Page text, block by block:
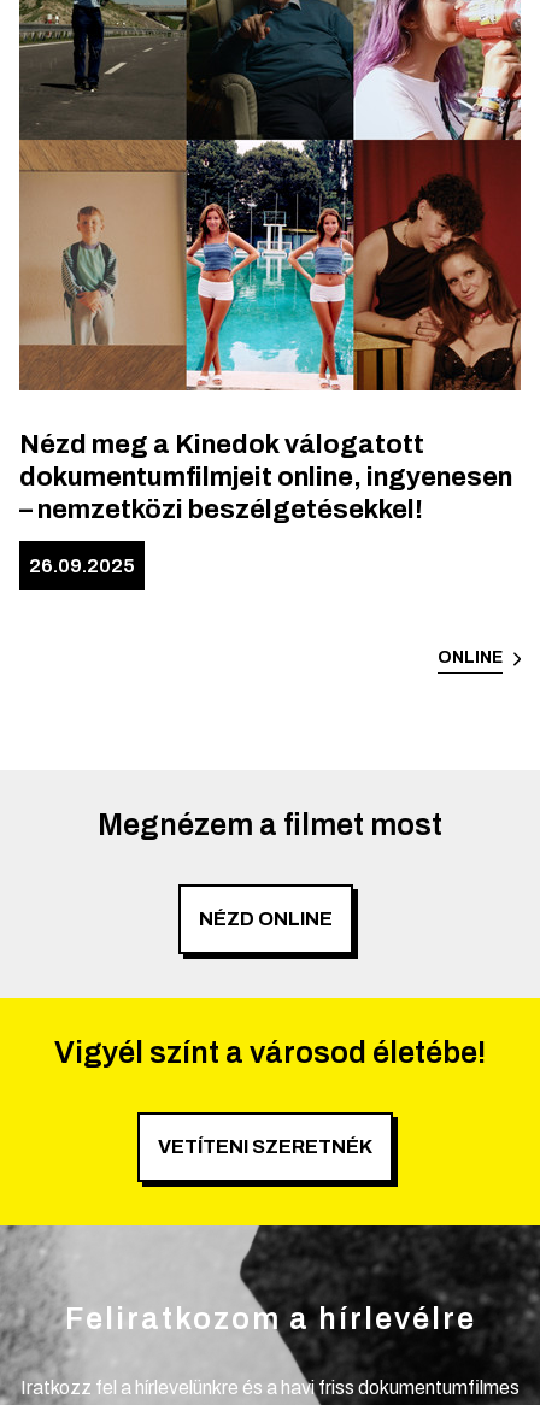
Nézd meg a Kinedok válogatott
dokumentumfilmjeit online, ingyenesen
– nemzetközi beszélgetésekkel!
26.09.2025
ONLINE
Megnézem a filmet most
NÉZD ONLINE
Vigyél színt a városod életébe!
VETÍTENI SZERETNÉK
Feliratkozom a hírlevélre
Iratkozz fel a hírlevelünkre és a havi friss dokumentumfilmes